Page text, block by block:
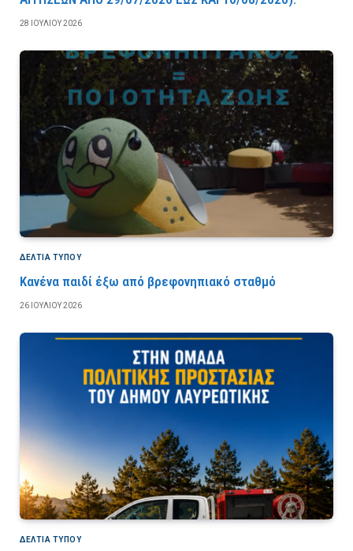
28 ΙΟΥΛΊΟΥ 2026
ΔΕΛΤΙΑ ΤΥΠΟΥ
Κανένα παιδί έξω από βρεφονηπιακό σταθμό
26 ΙΟΥΛΊΟΥ 2026
ΔΕΛΤΙΑ ΤΥΠΟΥ